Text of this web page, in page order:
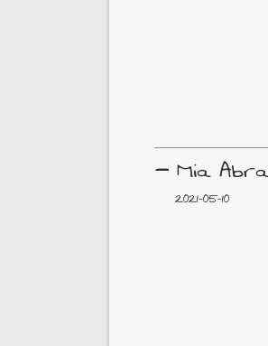
–Mia
2021-05-10